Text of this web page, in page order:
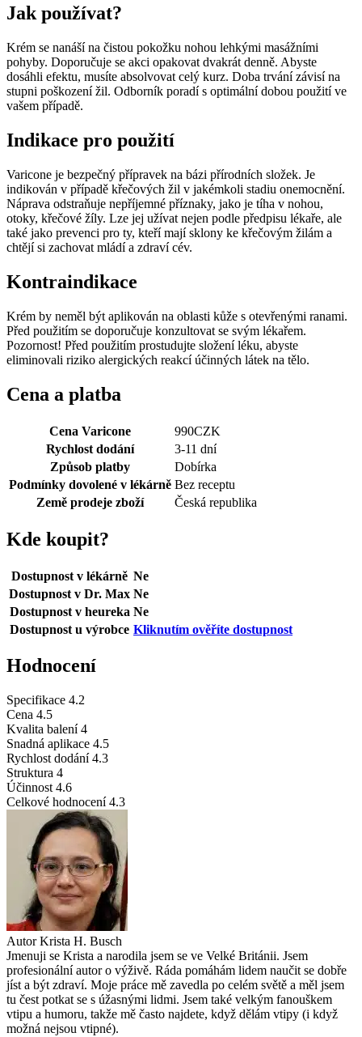
Jak používat?
Krém se nanáší na čistou pokožku nohou lehkými masážními
pohyby. Doporučuje se akci opakovat dvakrát denně. Abyste
dosáhli efektu, musíte absolvovat celý kurz. Doba trvání závisí na
stupni poškození žil. Odborník poradí s optimální dobou použití ve
vašem případě.
Indikace pro použití
Varicone je bezpečný přípravek na bázi přírodních složek. Je
indikován v případě křečových žil v jakémkoli stadiu onemocnění.
Náprava odstraňuje nepříjemné příznaky, jako je tíha v nohou,
otoky, křečové žíly. Lze jej užívat nejen podle předpisu lékaře, ale
také jako prevenci pro ty, kteří mají sklony ke křečovým žilám a
chtějí si zachovat mládí a zdraví cév.
Kontraindikace
Krém by neměl být aplikován na oblasti kůže s otevřenými ranami.
Před použitím se doporučuje konzultovat se svým lékařem.
Pozornost! Před použitím prostudujte složení léku, abyste
eliminovali riziko alergických reakcí účinných látek na tělo.
Cena a platba
Cena Varicone 990CZK
Rychlost dodání
3-11 dní
Způsob platby
Dobírka
Podmínky dovolené v lékárně Bez receptu
Země prodeje zboží
Česká republika
Kde koupit?
Dostupnost v lékárně Ne
Dostupnost v Dr. Max Ne
Dostupnost v heureka Ne
Dostupnost u výrobce Kliknutím ověříte dostupnost
Hodnocení
Specifikace 4.2
Cena 4.5
Kvalita balení 4
Snadná aplikace 4.5
Rychlost dodání 4.3
Struktura 4
Účinnost 4.6
Celkové hodnocení 4.3
Autor Krista H. Busch
Jmenuji se Krista a narodila jsem se ve Velké Británii. Jsem
profesionální autor o výživě. Ráda pomáhám lidem naučit se dobře
jíst a být zdraví. Moje práce mě zavedla po celém světě a měl jsem
tu čest potkat se s úžasnými lidmi. Jsem také velkým fanouškem
vtipu a humoru, takže mě často najdete, když dělám vtipy (i když
možná nejsou vtipné).